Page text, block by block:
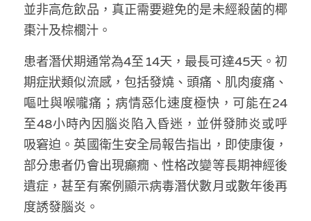
溫志倫專欄
張美雄專欄
莊豪鋒專欄
香港科技專上書院｜專欄
並非高危飲品，真正需要避免的是未經殺菌的椰
棗汁及棕櫚汁。
患者潛伏期通常為4至14天，最長可達45天。初
期症狀類似流感，包括發燒、頭痛、肌肉痠痛、
嘔吐與喉嚨痛；病情惡化速度極快，可能在24
至48小時內因腦炎陷入昏迷，並併發肺炎或呼
吸窘迫。英國衛生安全局報告指出，即使康復，
部分患者仍會出現癲癇、性格改變等長期神經後
遺症，甚至有案例顯示病毒潛伏數月或數年後再
度誘發腦炎。